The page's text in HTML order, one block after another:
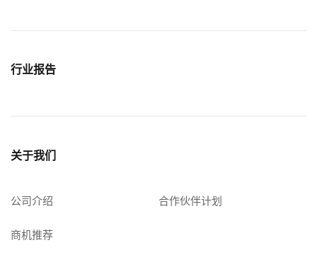
行业报告
关于我们
公司介绍 合作伙伴计划
商机推荐